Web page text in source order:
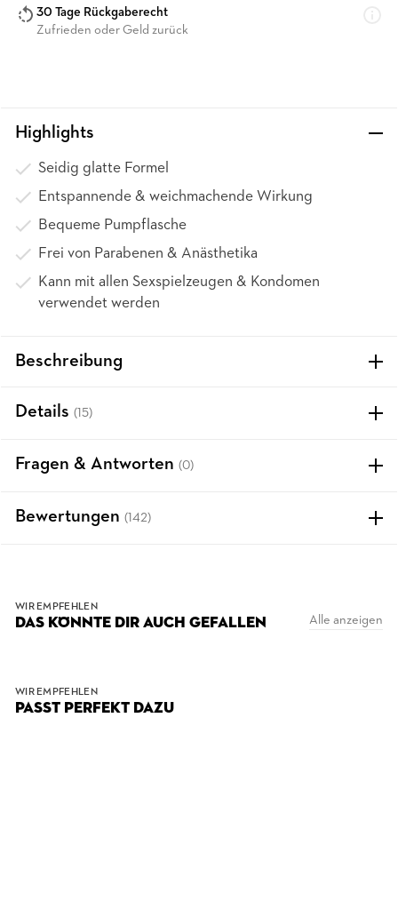
30 Tage Rückgaberecht
Zufrieden oder Geld zurück
Highlights
Seidig glatte Formel
Entspannende & weichmachende Wirkung
Bequeme Pumpflasche
Frei von Parabenen & Anästhetika
Kann mit allen Sexspielzeugen & Kondomen
verwendet werden
Beschreibung
Details (15)
Fragen & Antworten (0)
Bewertungen (142)
WIR EMPFEHLEN
DAS KÖNNTE DIR AUCH GEFALLEN Alle anzeigen
WIR EMPFEHLEN
PASST PERFEKT DAZU